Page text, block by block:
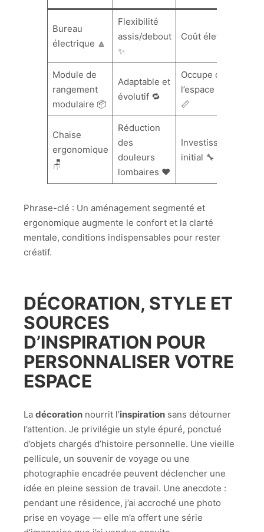
Bureau
électrique 🔼
Flexibilité
assis/debout
✨
Coût élevé 💶
Module de
rangement
modulaire 📦
Adaptable et
évolutif 🔁
Occupe de
l’espace au sol
📏
Chaise
ergonomique
🪑
Réduction
des
douleurs
lombaires ❤️
Investissement
initial 🔧
Phrase-clé : Un aménagement segmenté et
ergonomique augmente le confort et la clarté
mentale, conditions indispensables pour rester
créatif.
DÉCORATION, STYLE ET
SOURCES
D’INSPIRATION POUR
PERSONNALISER VOTRE
ESPACE
La décoration nourrit l’inspiration sans détourner
l’attention. Je privilégie un style épuré, ponctué
d’objets chargés d’histoire personnelle. Une vieille
pellicule, un souvenir de voyage ou une
photographie encadrée peuvent déclencher une
idée en pleine session de travail. Une anecdote :
pendant une résidence, j’ai accroché une photo
prise en voyage — elle m’a offert une série